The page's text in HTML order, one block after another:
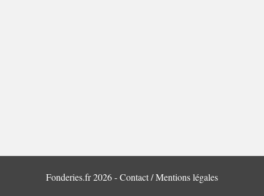
Fonderies.fr 2026 -Contact / Mentions légales